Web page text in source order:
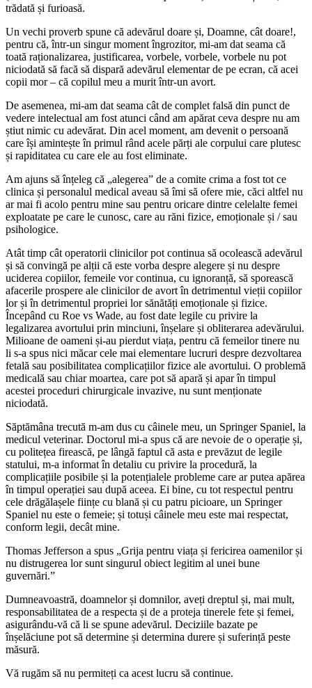
trădată și furioasă.
Un vechi proverb spune că adevărul doare și, Doamne, cât doare!,
pentru că, într-un singur moment îngrozitor, mi-am dat seama că
toată raționalizarea, justificarea, vorbele, vorbele, vorbele nu pot
niciodată să facă să dispară adevărul elementar de pe ecran, că acei
copii mor – că copilul meu a murit într-un avort.
De asemenea, mi-am dat seama cât de complet falsă din punct de
vedere intelectual am fost atunci când am apărat ceva despre nu am
știut nimic cu adevărat. Din acel moment, am devenit o persoană
care își amintește în primul rând acele părți ale corpului care plutesc
și rapiditatea cu care ele au fost eliminate.
Am ajuns să înțeleg că „alegerea” de a comite crima a fost tot ce
clinica și personalul medical aveau să îmi să ofere mie, căci altfel nu
ar mai fi acolo pentru mine sau pentru oricare dintre celelalte femei
exploatate pe care le cunosc, care au răni fizice, emoționale și / sau
psihologice.
Atât timp cât operatorii clinicilor pot continua să ocolească adevărul
și să convingă pe alții că este vorba despre alegere și nu despre
uciderea copiilor, femeile vor continua, cu ignoranță, să sporească
afacerile prospere ale clinicilor de avort în detrimentul vieții copiilor
lor și în detrimentul propriei lor sănătăți emoționale și fizice.
Începând cu Roe vs Wade, au fost date legile cu privire la
legalizarea avortului prin minciuni, înșelare și obliterarea adevărului.
Milioane de oameni și-au pierdut viața, pentru că femeilor tinere nu
li s-a spus nici măcar cele mai elementare lucruri despre dezvoltarea
fetală sau posibilitatea complicațiilor fizice ale avortului. O problemă
medicală sau chiar moartea, care pot să apară și apar în timpul
acestei proceduri chirurgicale invazive, nu sunt menționate
niciodată.
Săptămâna trecută m-am dus cu câinele meu, un Springer Spaniel, la
medicul veterinar. Doctorul mi-a spus că are nevoie de o operație și,
cu politețea firească, pe lângă faptul că asta e prevăzut de legile
statului, m-a informat în detaliu cu privire la procedură, la
complicațiile posibile și la potențialele probleme care ar putea apărea
în timpul operației sau după aceea. Ei bine, cu tot respectul pentru
cele drăgălașele ființe cu blană și cu patru picioare, un Springer
Spaniel nu este o femeie; și totuși câinele meu este mai respectat,
conform legii, decât mine.
Thomas Jefferson a spus „Grija pentru viața și fericirea oamenilor și
nu distrugerea lor sunt singurul obiect legitim al unei bune
guvernări.”
Dumneavoastră, doamnelor și domnilor, aveți dreptul și, mai mult,
responsabilitatea de a respecta și de a proteja tinerele fete și femei,
asigurându-vă că li se spune adevărul. Deciziile bazate pe
înșelăciune pot să determine și determina durere și suferință peste
măsură.
Vă rugăm să nu permiteți ca acest lucru să continue.